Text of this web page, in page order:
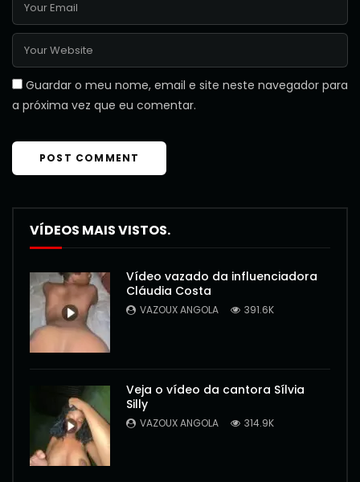
Guardar o meu nome, email e site neste navegador para
a próxima vez que eu comentar.
VÍDEOS MAIS VISTOS.
Vídeo vazado da influenciadora
Cláudia Costa
VAZOUX ANGOLA 391.6K
Veja o vídeo da cantora Sílvia
Silly
VAZOUX ANGOLA 314.9K